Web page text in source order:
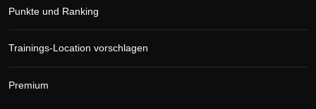
Punkte und Ranking
Trainings-Location vorschlagen
Premium